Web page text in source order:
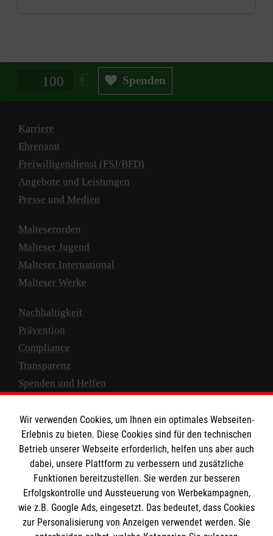
Spendenbetrag in Euro Spenden
Karriere
Ehrenamt
Freiwilligendienst (FSJ/BFD)
Angebote und Leistungen
Presse und Medien
Malteserorden
Malteser Jugend
Malteser International
Malteser Werke
Nachhaltigkeit
Prävention
Compliance
Transparenz
Spenden und Helfen
Empfänger: Malteser Hilfsdienst e.V.
IBAN: DE10 3706 0120 1201 2000 12
BIC: GENODED 1PA7
Wir verwenden Cookies, um Ihnen ein optimales Webseiten-
Erlebnis zu bieten. Diese Cookies sind für den technischen
Betrieb unserer Webseite erforderlich, helfen uns aber auch
dabei, unsere Plattform zu verbessern und zusätzliche
Funktionen bereitzustellen. Sie werden zur besseren
Erfolgskontrolle und Aussteuerung von Werbekampagnen,
wie z.B. Google Ads, eingesetzt. Das bedeutet, dass Cookies
zur Personalisierung von Anzeigen verwendet werden. Sie